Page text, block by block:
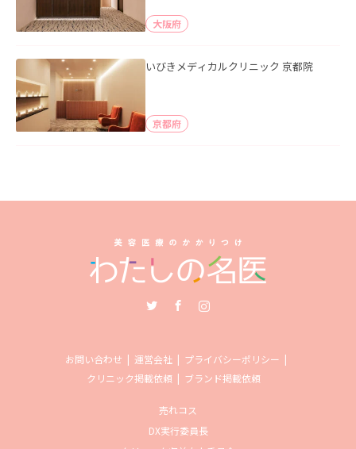
大阪府
いびきメディカルクリニック 京都院
京都府
お問い合わせ 運営会社
プライバシーポリシー
クリニック掲載依頼
ブランド掲載依頼
売れコス
DX実行委員長